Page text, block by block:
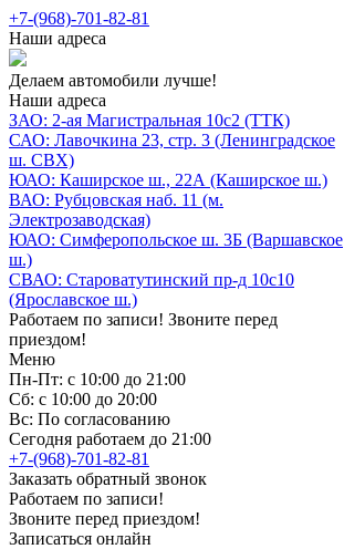
+7-(968)-701-82-81
Наши адреса
Делаем автомобили лучше!
Наши адреса
ЗАО: 2-ая Магистральная 10с2 (ТТК)
САО: Лавочкина 23, стр. 3 (Ленинградское
ш. СВХ)
ЮАО: Каширское ш., 22А (Каширское ш.)
ВАО: Рубцовская наб. 11 (м.
Электрозаводская)
ЮАО: Симферопольское ш. 3Б (Варшавское
ш.)
СВАО: Староватутинский пр-д 10с10
(Ярославское ш.)
Работаем по записи! Звоните перед
приездом!
Меню
Пн-Пт: с 10:00 до 21:00
Сб: с 10:00 до 20:00
Вс: По согласованию
Сегодня работаем до 21:00
+7-(968)-701-82-81
Заказать обратный звонок
Работаем по записи!
Звоните перед приездом!
Записаться онлайн